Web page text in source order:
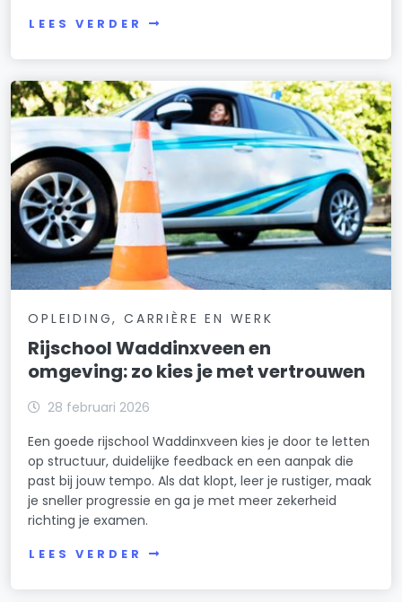
LEES VERDER
OPLEIDING, CARRIÈRE EN WERK
Rijschool Waddinxveen en
omgeving: zo kies je met vertrouwen
28 februari 2026
Een goede rijschool Waddinxveen kies je door te letten
op structuur, duidelijke feedback en een aanpak die
past bij jouw tempo. Als dat klopt, leer je rustiger, maak
je sneller progressie en ga je met meer zekerheid
richting je examen.
LEES VERDER